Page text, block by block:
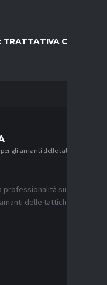
TRATTATIVA CON
gli amanti delle tattiche
professionalità sui
delle tattiche